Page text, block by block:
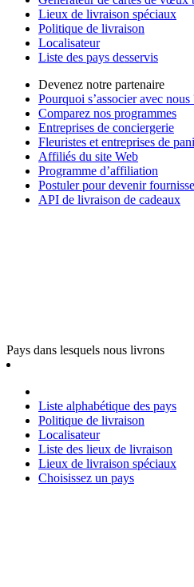
Lieux de livraison spéciaux
Politique de livraison
Localisateur
Liste des pays desservis
Devenez notre partenaire
Pourquoi s’associer avec nous
Comparez nos programmes
Entreprises de conciergerie
Fleuristes et entreprises de
Affiliés du site Web
Programme d’affiliation
Postuler pour devenir
API de livraison de cadeaux
Pays dans lesquels nous livrons
Liste alphabétique des pays
Politique de livraison
Localisateur
Liste des lieux de livraison
Lieux de livraison spéciaux
Choisissez un pays